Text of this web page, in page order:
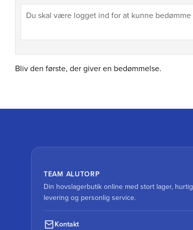
Bliv den første, der giver en bedømmelse.
TEAM ALUTORP
Din hovslagerbutik online med stort lager, hurtig
levering og personlig service.
Kontakt